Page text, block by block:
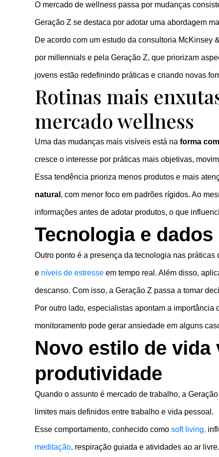
O mercado de wellness passa por mudanças
Geração Z se destaca por adotar uma abordagem
De acordo com um estudo da consultoria McKinsey
por millennials e pela Geração Z, que priorizam
jovens estão redefinindo práticas e criando novas
Rotinas mais
mercado wellness
Uma das mudanças mais visíveis está na forma
cresce o interesse por práticas mais objetivas,
Essa tendência prioriza menos produtos e mais
natural , com menor foco em padrões rígidos. Ao
informações antes de adotar produtos, o que
Tecnologia e
Outro ponto é a presença da tecnologia nas
e níveis de estresse em tempo real. Além disso,
descanso. Com isso, a Geração Z passa a tomar
Por outro lado, especialistas apontam a
monitoramento pode gerar ansiedade em alguns
Novo estilo de vida
produtividade
Quando o assunto é mercado de trabalho, a
limites mais definidos entre trabalho e vida pessoal.
Esse comportamento, conhecido como soft living,
meditação, respiração guiada e atividades ao ar livre.